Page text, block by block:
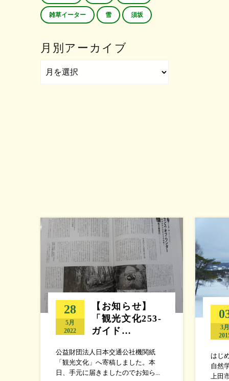
雑草イーター 雪 須坂
月別アーカイブ
28
5月
2022
【お知らせ】
「観光文化253‐
ガイド…
公益財団法人日本交通公社機関紙
「観光文化」へ寄稿しました。本
日、手元に届きましたのでお知ら...
3月
はじ
自然
上田